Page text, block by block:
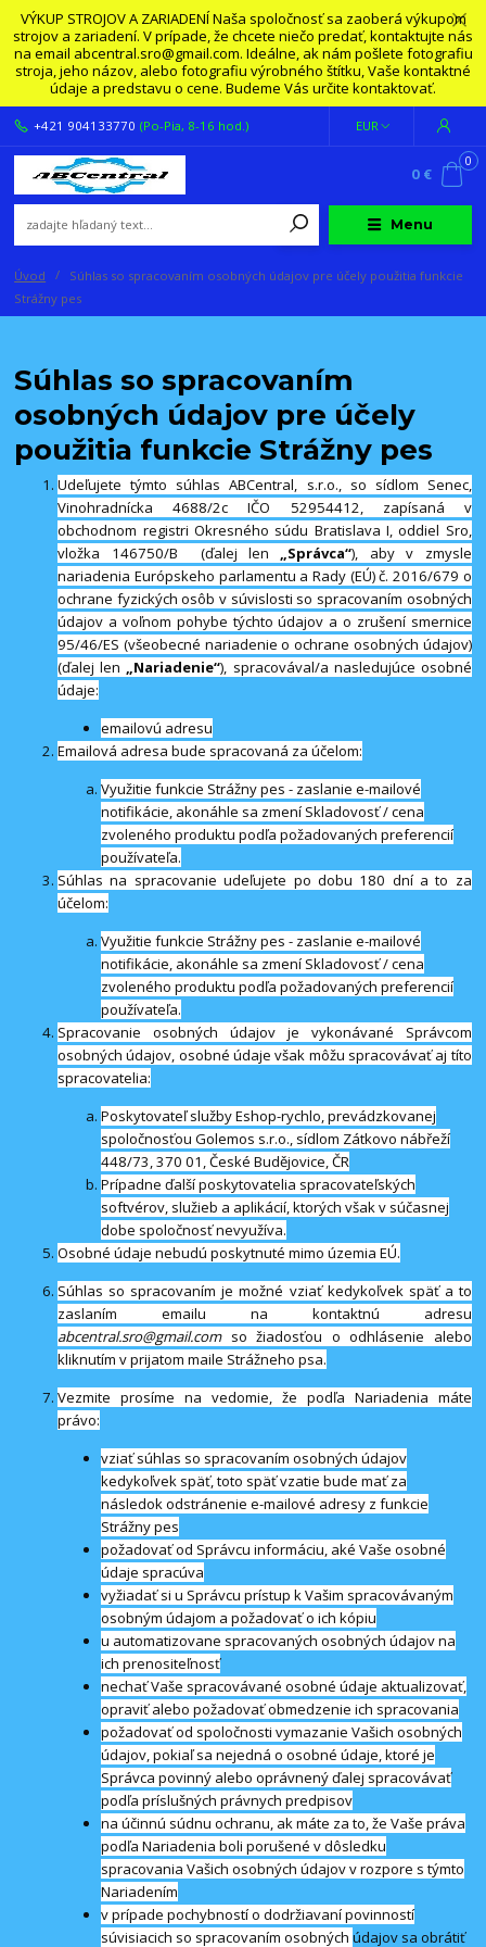
VÝKUP STROJOV A ZARIADENÍ Naša spoločnosť sa zaoberá výkupom
strojov a zariadení. V prípade, že chcete niečo predať, kontaktujte nás
na email abcentral.sro@gmail.com. Ideálne, ak nám pošlete fotografiu
stroja, jeho názov, alebo fotografiu výrobného štítku, Vaše kontaktné
údaje a predstavu o cene. Budeme Vás určite kontaktovať.
Menu
EUR
+421 904133770 (Po-Pia, 8-16 hod.)
0
0 €
Úvod
Súhlas so spracovaním osobných údajov pre účely použitia funkcie
Strážny pes
Súhlas so spracovaním
osobných údajov pre účely
použitia funkcie Strážny pes
Udeľujete týmto súhlas ABCentral, s.r.o., so sídlom Senec,
Vinohradnícka 4688/2c IČO 52954412, zapísaná v
obchodnom registri Okresného súdu Bratislava I, oddiel Sro,
vložka 146750/B (ďalej len „Správca“), aby v zmysle
nariadenia Európskeho parlamentu a Rady (EÚ) č. 2016/679 o
ochrane fyzických osôb v súvislosti so spracovaním osobných
údajov a voľnom pohybe týchto údajov a o zrušení smernice
95/46/ES (všeobecné nariadenie o ochrane osobných údajov)
(ďalej len „Nariadenie“), spracovával/a nasledujúce osobné
údaje:
emailovú adresu
Emailová adresa bude spracovaná za účelom:
Využitie funkcie Strážny pes - zaslanie e-mailové
notifikácie, akonáhle sa zmení Skladovosť / cena
zvoleného produktu podľa požadovaných preferencií
používateľa.
Súhlas na spracovanie udeľujete po dobu 180 dní a to za
účelom:
Využitie funkcie Strážny pes - zaslanie e-mailové
notifikácie, akonáhle sa zmení Skladovosť / cena
zvoleného produktu podľa požadovaných preferencií
používateľa.
Spracovanie osobných údajov je vykonávané Správcom
osobných údajov, osobné údaje však môžu spracovávať aj títo
spracovatelia:
Poskytovateľ služby Eshop-rychlo, prevádzkovanej
spoločnosťou Golemos s.r.o., sídlom Zátkovo nábřeží
448/73, 370 01, České Budějovice, ČR
Prípadne ďalší poskytovatelia spracovateľských
softvérov, služieb a aplikácií, ktorých však v súčasnej
dobe spoločnosť nevyužíva.
Osobné údaje nebudú poskytnuté mimo územia EÚ.
Súhlas so spracovaním je možné vziať kedykoľvek späť a to
zaslaním emailu na kontaktnú adresu
abcentral.sro@gmail.comso žiadosťou o odhlásenie alebo
kliknutím v prijatom maile Strážneho psa.
Vezmite prosíme na vedomie, že podľa Nariadenia máte
právo:
vziať súhlas so spracovaním osobných údajov
kedykoľvek späť, toto späť vzatie bude mať za
následok odstránenie e-mailové adresy z funkcie
Strážny pes
požadovať od Správcu informáciu, aké Vaše osobné
údaje spracúva
vyžiadať si u Správcu prístup k Vašim spracovávaným
osobným údajom a požadovať o ich kópiu
u automatizovane spracovaných osobných údajov na
ich prenositeľnosť
nechať Vaše spracovávané osobné údaje aktualizovať,
opraviť alebo požadovať obmedzenie ich spracovania
požadovať od spoločnosti vymazanie Vašich osobných
údajov, pokiaľ sa nejedná o osobné údaje, ktoré je
Správca povinný alebo oprávnený ďalej spracovávať
podľa príslušných právnych predpisov
na účinnú súdnu ochranu, ak máte za to, že Vaše práva
podľa Nariadenia boli porušené v dôsledku
spracovania Vašich osobných údajov v rozpore s týmto
Nariadením
v prípade pochybností o dodržiavaní povinností
súvisiacich so spracovaním osobnýchúdajov sa obrátiť